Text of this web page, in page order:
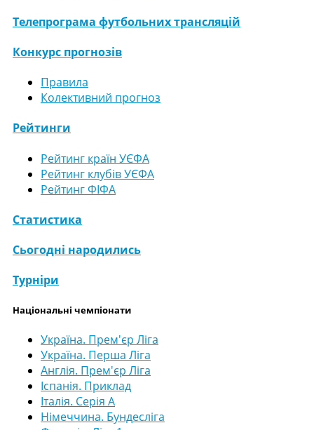
Телепрограма футбольних трансляцій
Конкурс прогнозів
Правила
Колективний прогноз
Рейтинги
Рейтинг країн УЄФА
Рейтинг клубів УЄФА
Рейтинг ФІФА
Статистика
Сьогодні народились
Турніри
Національні чемпіонати
Україна. Прем'єр Ліга
Україна. Перша Ліга
Англія. Прем'єр Ліга
Іспанія. Приклад
Італія. Серія А
Німеччина. Бундесліга